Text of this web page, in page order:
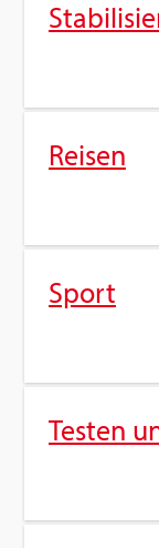
Rei­sen
Sport
Tes­ten